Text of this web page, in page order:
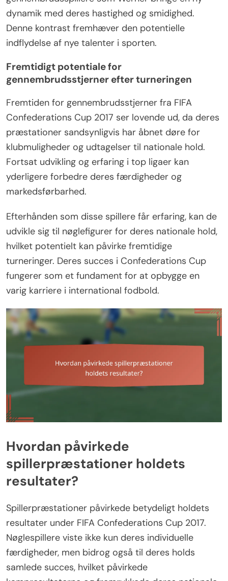
dynamik med deres hastighed og smidighed.
Denne kontrast fremhæver den potentielle
indflydelse af nye talenter i sporten.
Fremtidigt potentiale for
gennembrudsstjerner efter turneringen
Fremtiden for gennembrudsstjerner fra FIFA
Confederations Cup 2017 ser lovende ud, da deres
præstationer sandsynligvis har åbnet døre for
klubmuligheder og udtagelser til nationale hold.
Fortsat udvikling og erfaring i top ligaer kan
yderligere forbedre deres færdigheder og
markedsførbarhed.
Efterhånden som disse spillere får erfaring, kan de
udvikle sig til nøglefigurer for deres nationale hold,
hvilket potentielt kan påvirke fremtidige
turneringer. Deres succes i Confederations Cup
fungerer som et fundament for at opbygge en
varig karriere i international fodbold.
Hvordan påvirkede
spillerpræstationer holdets
resultater?
Spillerpræstationer påvirkede betydeligt holdets
resultater under FIFA Confederations Cup 2017.
Nøglespillere viste ikke kun deres individuelle
færdigheder, men bidrog også til deres holds
samlede succes, hvilket påvirkede